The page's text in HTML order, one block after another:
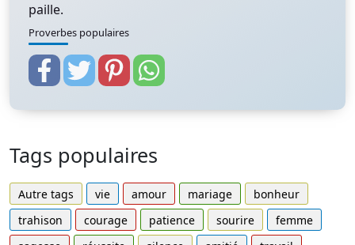
paille.
Proverbes populaires
Tags populaires
Autre tags vie amour mariage
bonheur
trahison
courage patience sourire
femme